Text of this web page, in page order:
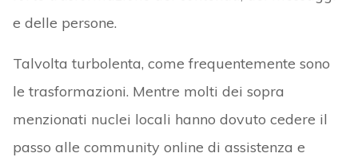
e delle persone.
Talvolta turbolenta, come frequentemente sono
le trasformazioni. Mentre molti dei sopra
menzionati nuclei locali hanno dovuto cedere il
passo alle community online di assistenza e